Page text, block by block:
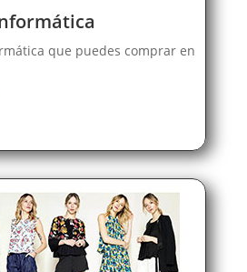
que puedes comprar en